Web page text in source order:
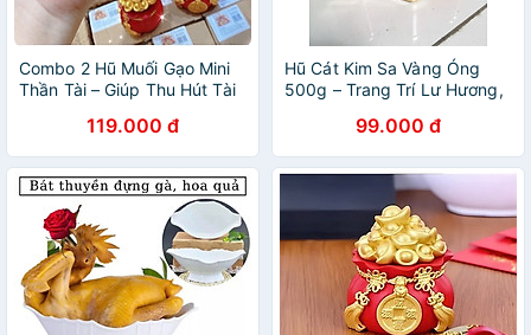
Combo 2 Hũ Muối Gạo Mini
Thần Tài – Giúp Thu Hút Tài
119.000 đ
Hũ Cát Kim Sa Vàng Óng
500g – Trang Trí Lư Hương,
Trọng, Tăng Vượng Khí Thờ
Cúng
99.000 đ